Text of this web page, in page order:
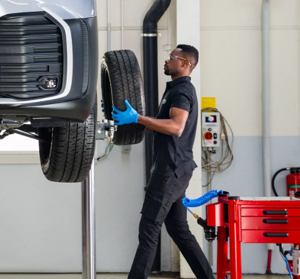
Tutvu laoautode valikuga
Suur valik ja kiire tarne
Vaata mudelite hinnakirju